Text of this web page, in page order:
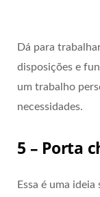
Dá para
disposições e
um trabalho
necessidades.
5 – Porta
Essa é uma